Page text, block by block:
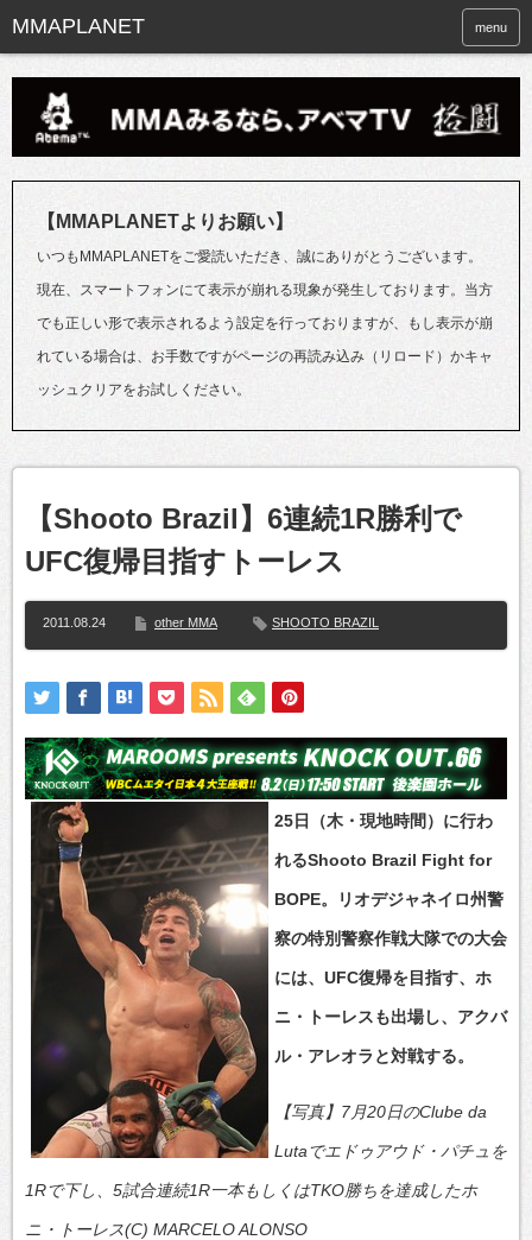
menu
【MMAPLANETよりお願い】
いつもMMAPLANETをご愛読いただき、誠にありがとうございます。
現在、スマートフォンにて表示が崩れる現象が発生しております。当方
でも正しい形で表示されるよう設定を行っておりますが、もし表示が崩
れている場合は、お手数ですがページの再読み込み（リロード）かキャ
ッシュクリアをお試しください。
【Shooto Brazil】6連続1R勝利で
UFC復帰目指すトーレス
2011.08.24 other MMA SHOOTO BRAZIL
25日（木・現地時間）に行わ
れるShooto Brazil Fight for
BOPE。リオデジャネイロ州警
察の特別警察作戦大隊での大会
には、UFC復帰を目指す、ホ
ニ・トーレスも出場し、アクバ
ル・アレオラと対戦する。
【写真】7月20日のClube da
Lutaでエドゥアウド・パチュを
1Rで下し、5試合連続1R一本もしくはTKO勝ちを達成したホ
ニ・トーレス(C) MARCELO ALONSO